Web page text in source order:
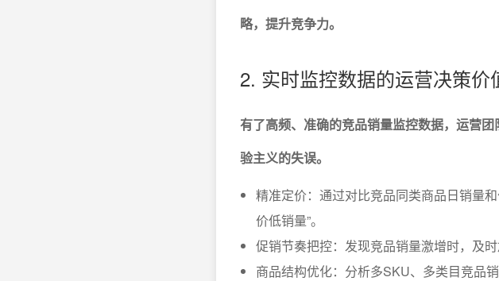
略，提升竞争力。
2. 实时监控数据的运营决策价
有了高频、准确的竞品销量监控数据，运营
验主义的失误。
精准定价：通过对比竞品同类商品日销量
价低销量”。
促销节奏把控：发现竞品销量激增时，及
商品结构优化：分析多SKU、多类目竞品